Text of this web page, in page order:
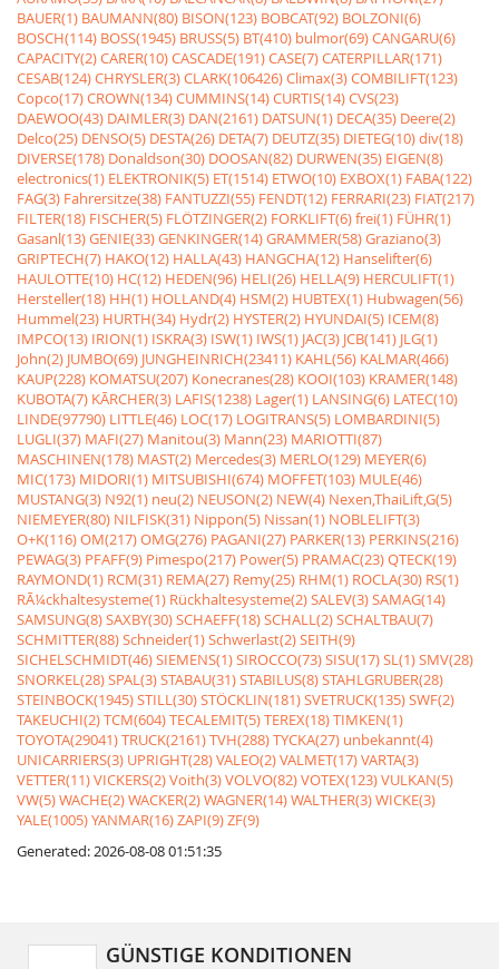
BAUER(1) BAUMANN(80) BISON(123) BOBCAT(92) BOLZONI(6)
BOSCH(114) BOSS(1945) BRUSS(5) BT(410) bulmor(69)CANGARU(6)
CAPACITY(2)CARER(10)CASCADE(191)CASE(7)CATERPILLAR(171)
CESAB(124)CHRYSLER(3)CLARK(106426)Climax(3)COMBILIFT(123)
Copco(17)CROWN(134)CUMMINS(14)CURTIS(14)CVS(23)
DAEWOO(43) DAIMLER(3) DAN(2161) DATSUN(1) DECA(35) Deere(2)
Delco(25) DENSO(5) DESTA(26) DETA(7) DEUTZ(35) DIETEG(10)div(18)
DIVERSE(178) Donaldson(30) DOOSAN(82) DURWEN(35) EIGEN(8)
electronics(1) ELEKTRONIK(5) ET(1514) ETWO(10) EXBOX(1) FABA(122)
FAG(3) Fahrersitze(38) FANTUZZI(55) FENDT(12) FERRARI(23) FIAT(217)
FILTER(18) FISCHER(5) FLÖTZINGER(2) FORKLIFT(6)frei(1) FÜHR(1)
Gasanl(13)GENIE(33)GENKINGER(14)GRAMMER(58)Graziano(3)
GRIPTECH(7) HAKO(12) HALLA(43) HANGCHA(12) Hanselifter(6)
HAULOTTE(10) HC(12) HEDEN(96) HELI(26) HELLA(9) HERCULIFT(1)
Hersteller(18) HH(1) HOLLAND(4) HSM(2) HUBTEX(1) Hubwagen(56)
Hummel(23) HURTH(34) Hydr(2) HYSTER(2) HYUNDAI(5) ICEM(8)
IMPCO(13) IRION(1) ISKRA(3) ISW(1) IWS(1) JAC(3) JCB(141) JLG(1)
John(2) JUMBO(69) JUNGHEINRICH(23411) KAHL(56) KALMAR(466)
KAUP(228) KOMATSU(207) Konecranes(28) KOOI(103) KRAMER(148)
KUBOTA(7) KÃRCHER(3) LAFIS(1238) Lager(1) LANSING(6) LATEC(10)
LINDE(97790) LITTLE(46) LOC(17) LOGITRANS(5) LOMBARDINI(5)
LUGLI(37) MAFI(27) Manitou(3) Mann(23) MARIOTTI(87)
MASCHINEN(178) MAST(2) Mercedes(3) MERLO(129) MEYER(6)
MIC(173) MIDORI(1) MITSUBISHI(674) MOFFET(103) MULE(46)
MUSTANG(3) N92(1) neu(2) NEUSON(2) NEW(4) Nexen,ThaiLift,G(5)
NIEMEYER(80) NILFISK(31) Nippon(5) Nissan(1) NOBLELIFT(3)
O+K(116)OM(217)OMG(276) PAGANI(27) PARKER(13) PERKINS(216)
PEWAG(3) PFAFF(9) Pimespo(217) Power(5) PRAMAC(23)QTECK(19)
RAYMOND(1) RCM(31) REMA(27) Remy(25) RHM(1) ROCLA(30) RS(1)
RÃ¼ckhaltesysteme(1) Rückhaltesysteme(2)SALEV(3)SAMAG(14)
SAMSUNG(8)SAXBY(30)SCHAEFF(18)SCHALL(2)SCHALTBAU(7)
SCHMITTER(88)Schneider(1)Schwerlast(2)SEITH(9)
SICHELSCHMIDT(46)SIEMENS(1)SIROCCO(73)SISU(17)SL(1)SMV(28)
SNORKEL(28)SPAL(3)STABAU(31)STABILUS(8)STAHLGRUBER(28)
STEINBOCK(1945)STILL(30)STÖCKLIN(181)SVETRUCK(135)SWF(2)
TAKEUCHI(2)TCM(604)TECALEMIT(5)TEREX(18)TIMKEN(1)
TOYOTA(29041)TRUCK(2161)TVH(288)TYCKA(27) unbekannt(4)
UNICARRIERS(3) UPRIGHT(28)VALEO(2)VALMET(17)VARTA(3)
VETTER(11)VICKERS(2)Voith(3)VOLVO(82)VOTEX(123)VULKAN(5)
VW(5)WACHE(2)WACKER(2)WAGNER(14)WALTHER(3)WICKE(3)
YALE(1005)YANMAR(16)ZAPI(9)ZF(9)
Generated: 2026-08-08 01:51:35
GÜNSTIGE KONDITIONEN